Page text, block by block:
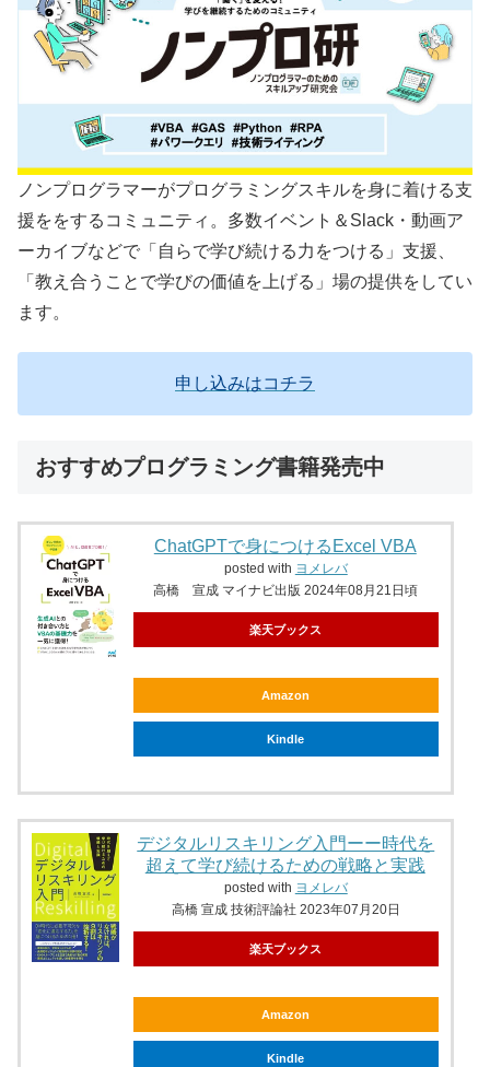
ノンプログラマーがプログラミングスキルを身に着ける支
援ををするコミュニティ。多数イベント＆Slack・動画ア
ーカイブなどで「自らで学び続ける力をつける」支援、
「教え合うことで学びの価値を上げる」場の提供をしてい
ます。
申し込みはコチラ
おすすめプログラミング書籍発売中
ChatGPTで身につけるExcel VBA
posted with ヨメレバ
高橋 宣成 マイナビ出版 2024年08月21日頃
楽天ブックス
Amazon
Kindle
デジタルリスキリング入門ーー時代を
超えて学び続けるための戦略と実践
posted with ヨメレバ
高橋 宣成 技術評論社 2023年07月20日
楽天ブックス
Amazon
Kindle